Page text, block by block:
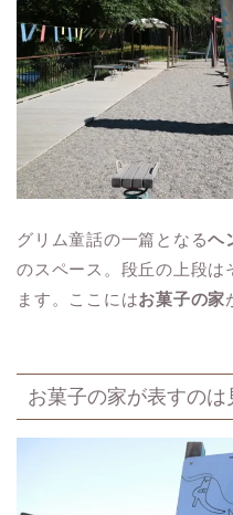
グリム童話の一篇となるヘ
のスペース。段丘の上段は
ます。ここにはお菓子の家
お菓子の家が表すの